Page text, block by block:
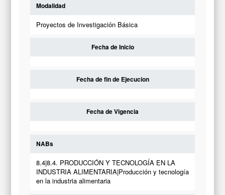
Modalidad
Proyectos de Investigación Básica
Fecha de Inicio
Fecha de fin de Ejecucion
Fecha de Vigencia
NABs
8.4|8.4. PRODUCCIÓN Y TECNOLOGÍA EN LA
INDUSTRIA ALIMENTARIA|Producción y tecnología
en la industria alimentaria